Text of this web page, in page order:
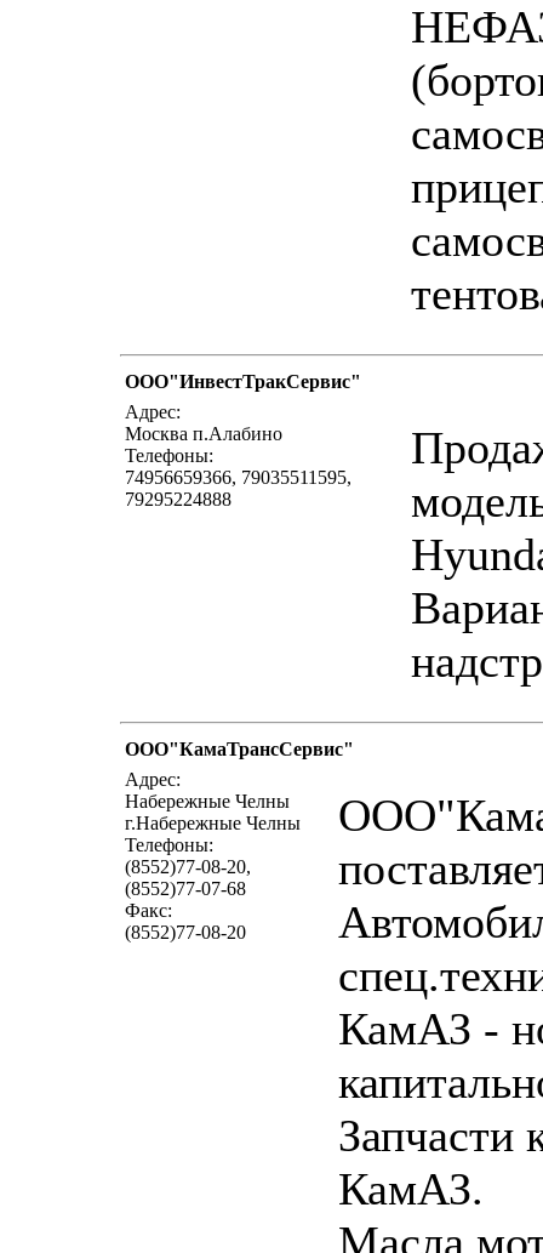
ООО"ИнвестТракСервис"
Адрес:
Москва п.Алабино
Телефоны:
74956659366, 79035511595,
79295224888
ООО"КамаТрансСервис"
Адрес:
Набережные Челны
г.Набережные Челны
Телефоны:
(8552)77-08-20,
(8552)77-07-68
Факс:
(8552)77-08-20
КамАЗ -
Запчасти
КамАЗ.
Масла